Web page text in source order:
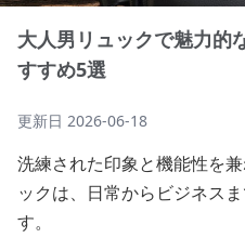
大人男リュックで魅力的
すすめ5選
更新日 2026-06-18
洗練された印象と機能性を
ックは、日常からビジネス
す。